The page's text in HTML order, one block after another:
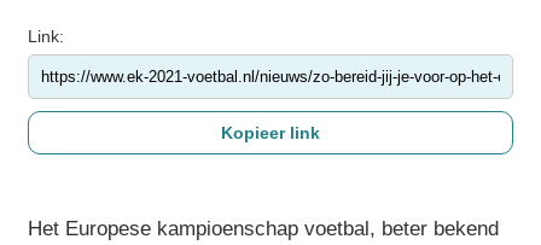
Link:
Het Europese kampioenschap voetbal, beter bekend